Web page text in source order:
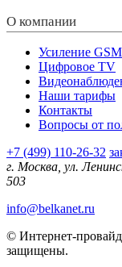
О компании
Усиление GSM
Цифровое TV
Наши тарифы
Контакты
Вопросы от
+7 (499) 110-26-32
г. Москва, ул.
503
info@belkanet.ru
© Интернет-
защищены.